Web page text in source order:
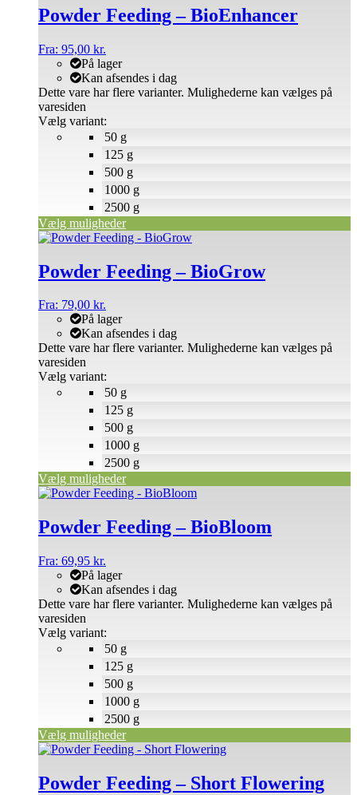
Powder Feeding – BioEnhancer
Fra: 95,00 kr.
På lager
Kan afsendes i dag
Vælg variant:
Vælg muligheder
Dette vare har flere varianter. Mulighederne kan vælges på
varesiden
50 g
125 g
500 g
1000 g
2500 g
Powder Feeding – BioGrow
Fra: 79,00 kr.
På lager
Kan afsendes i dag
Vælg variant:
Vælg muligheder
Dette vare har flere varianter. Mulighederne kan vælges på
varesiden
50 g
125 g
500 g
1000 g
2500 g
Powder Feeding – BioBloom
Fra: 69,95 kr.
På lager
Kan afsendes i dag
Vælg variant:
Vælg muligheder
Dette vare har flere varianter. Mulighederne kan vælges på
varesiden
50 g
125 g
500 g
1000 g
2500 g
Powder Feeding – Short Flowering